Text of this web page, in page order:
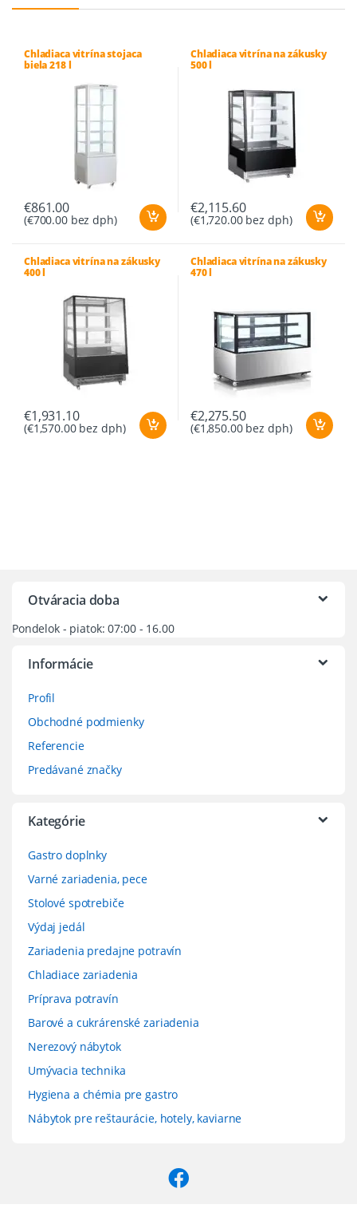
Chladiaca vitrína stojaca
biela 218 l
€861.00
(€700.00bez dph)
Chladiaca vitrína na zákusky
500 l
€2,115.60
(€1,720.00bez dph)
Chladiaca vitrína na zákusky
400 l
€1,931.10
(€1,570.00bez dph)
Chladiaca vitrína na zákusky
470 l
€2,275.50
(€1,850.00bez dph)
Otváracia doba
Pondelok - piatok: 07:00 - 16.00
Informácie
Profil
Obchodné podmienky
Referencie
Predávané značky
Kategórie
Gastro doplnky
Varné zariadenia, pece
Stolové spotrebiče
Výdaj jedál
Zariadenia predajne potravín
Chladiace zariadenia
Príprava potravín
Barové a cukrárenské zariadenia
Nerezový nábytok
Umývacia technika
Hygiena a chémia pre gastro
Nábytok pre reštaurácie, hotely, kaviarne